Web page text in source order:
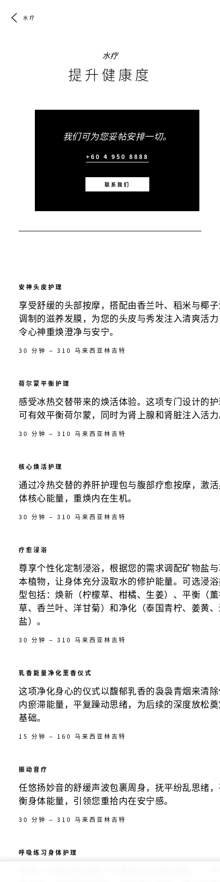
水疗
水疗
提升健康度
我们可为您妥帖安排一切。
+60 4 950 8888
联系我们
安神头皮护理
享受舒缓的头部按摩，搭配由香兰叶、稻米与椰
调制的滋养发膜，为您的头皮与秀发注入清爽活
令心神重焕澄净与安宁。
30 分钟 – 310 马来西亚林吉特
荷尔蒙平衡护理
感受冰热交替带来的焕活体验。这项专门设计的
可有效平衡荷尔蒙，同时为肾上腺和肾脏注入活
30 分钟 – 310 马来西亚林吉特
核心焕活护理
通过冷热交替的养肝护理包与腹部疗愈按摩，激
体核心能量，重焕内在生机。
30 分钟 – 310 马来西亚林吉特
疗愈浸浴
尊享个性化定制浸浴，根据您的需求调配矿物盐
本植物，让身体充分汲取水的修护能量。可选浸
型包括：焕新（柠檬草、柑橘、生姜）、平衡（
草、香兰叶、洋甘菊）和净化（泰国青柠、姜黄
盐）。
30 分钟 – 310 马来西亚林吉特
乳香能量净化薰香仪式
这项净化身心的仪式以馥郁乳香的袅袅青烟来清
内瘀滞能量，平复躁动思绪，为后续的深度放松
基础。
15 分钟 – 160 马来西亚林吉特
振动音疗
任悠扬妙音的舒缓声波包裹周身，抚平纷乱思绪
衡身体能量，引领您重拾内在安宁感。
30 分钟 – 310 马来西亚林吉特
呼吸练习身体护理